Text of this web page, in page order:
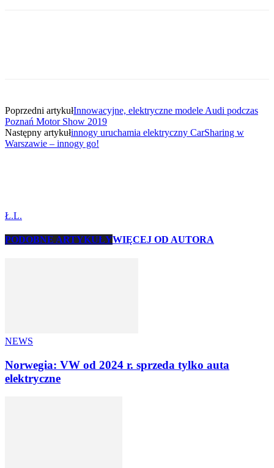
Poprzedni artykułInnowacyjne, elektryczne modele Audi podczas
Poznań Motor Show 2019
Następny artykułinnogy uruchamia elektryczny CarSharing w
Warszawie – innogy go!
Ł.L.
PODOBNE ARTYKUŁYWIĘCEJ OD AUTORA
NEWS
Norwegia: VW od 2024 r. sprzeda tylko auta
elektryczne